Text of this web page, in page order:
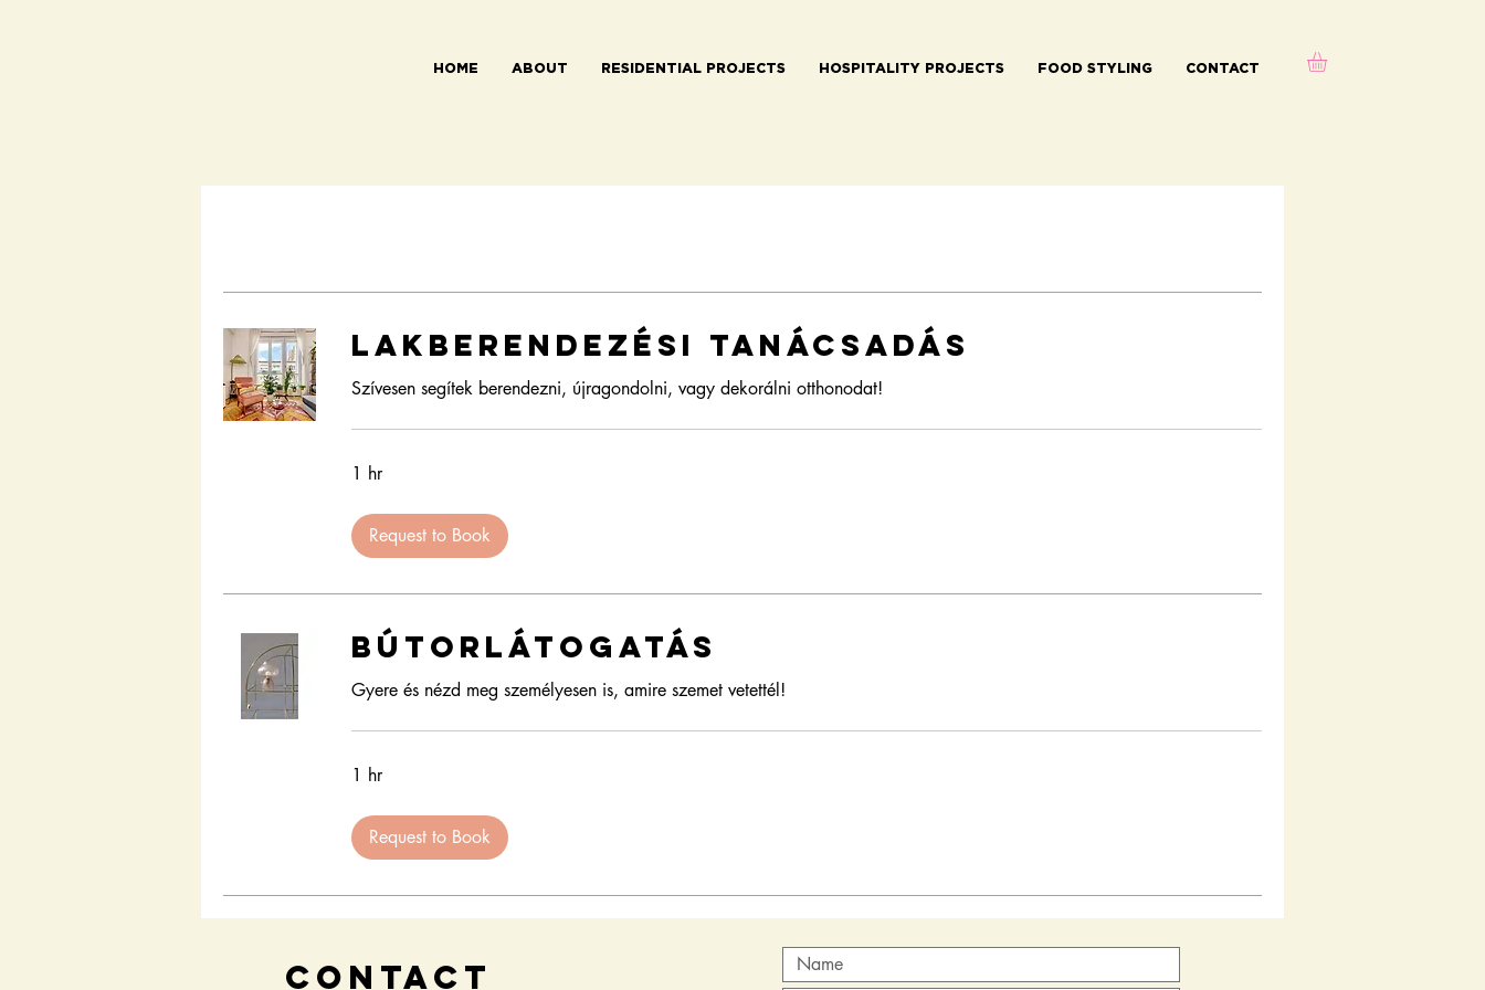
HOME ABOUT RESIDENTIAL PROJECTS HOSPITALITY PROJECTS FOOD STYLING CONTACT
Lakberendezési tanácsadás
Szívesen segítek berendezni, újragondolni, vagy dekorálni otthonodat!
1 hr
Request to Book
Bútorlátogatás
Gyere és nézd meg személyesen is, amire szemet vetettél!
1 hr
Request to Book
CONTACT